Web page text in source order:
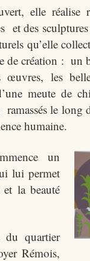
elle réalise
et des
qu’elle
de création :
œuvres, les
meute de
le long
humaine.
un
lui permet
la beauté
du quartier
Rémois,